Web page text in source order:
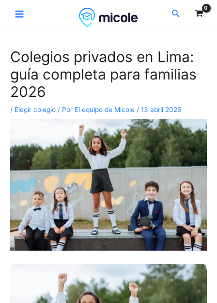
Main
Buscar
Colegios privados en Lima:
guía completa para familias
2026
/ Elegir colegio / Por El equipo de Micole /13 abril 2026